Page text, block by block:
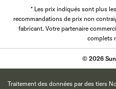
* Les prix indiqués sont plus
recommandations de prix non
fabricant. Votre partenaire
complets
© 2026
Traitement des données par des tiers